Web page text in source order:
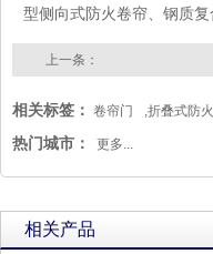
型侧向式防火卷帘、钢质
上一条：
相关标签： 卷帘门 ,折叠式防
热门城市： 更多...
相关产品